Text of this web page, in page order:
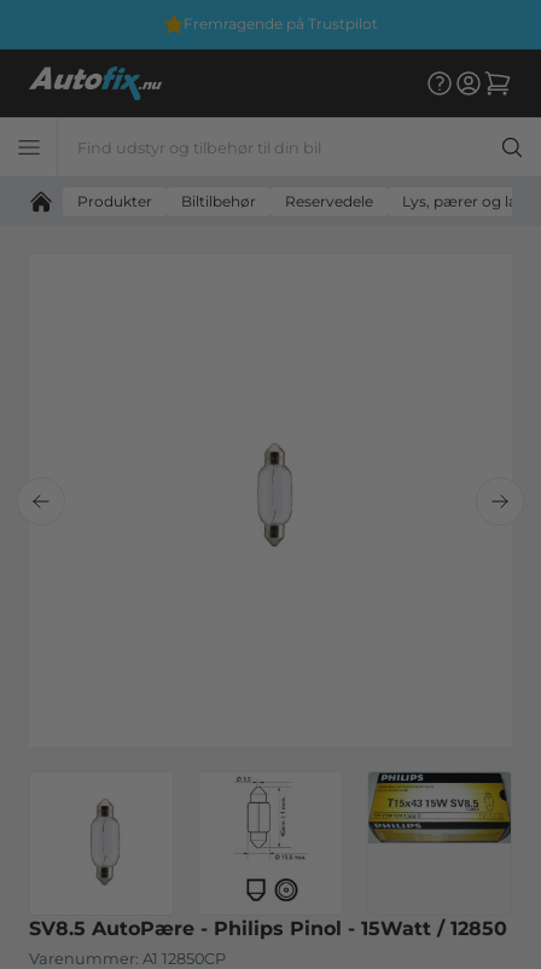
Fremragende på Trustpilot
Produkter Biltilbehør Reservedele Lys, pærer og
SV8.5 AutoPære - Philips Pinol - 15Watt / 12850
Varenummer: A1 12850CP